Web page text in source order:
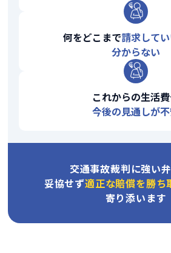
何をどこまで請求して
分からない
これからの生活
今後の見通しが
交通事故裁判に強い
妥協せず適正な賠償を勝ち
寄り添います